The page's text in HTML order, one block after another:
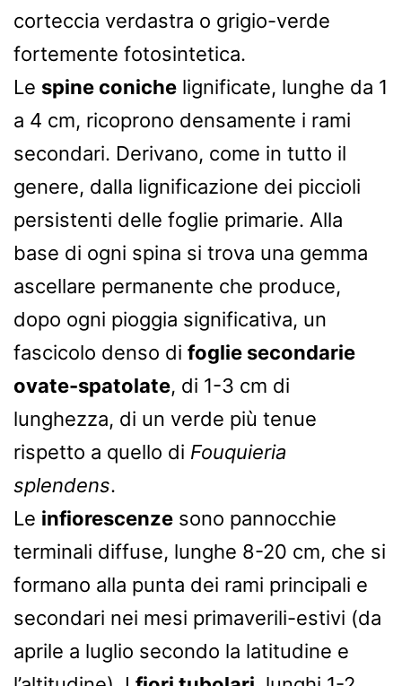
corteccia verdastra o grigio-verde
fortemente fotosintetica.
Le spine coniche lignificate, lunghe da 1
a 4 cm, ricoprono densamente i rami
secondari. Derivano, come in tutto il
genere, dalla lignificazione dei piccioli
persistenti delle foglie primarie. Alla
base di ogni spina si trova una gemma
ascellare permanente che produce,
dopo ogni pioggia significativa, un
fascicolo denso di foglie secondarie
ovate-spatolate, di 1-3 cm di
lunghezza, di un verde più tenue
rispetto a quello di Fouquieria
splendens.
Le infiorescenze sono pannocchie
terminali diffuse, lunghe 8-20 cm, che si
formano alla punta dei rami principali e
secondari nei mesi primaverili-estivi (da
aprile a luglio secondo la latitudine e